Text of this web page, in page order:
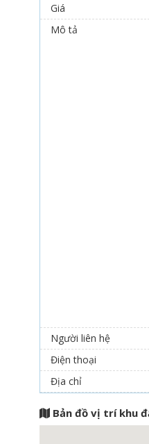
Giá
Mô tả
Người liên hệ
Điện thoại
Địa chỉ
Bản đồ vị trí khu